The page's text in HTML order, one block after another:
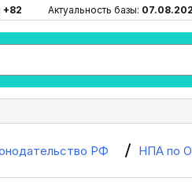
+82 Актуальность базы:
РФ НПА по